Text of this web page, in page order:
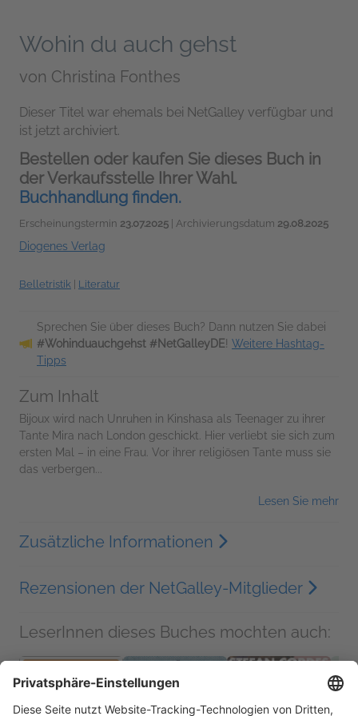
Wohin du auch gehst
von Christina Fonthes
Dieser Titel war ehemals bei NetGalley verfügbar und
ist jetzt archiviert.
Bestellen oder kaufen Sie dieses Buch in
der Verkaufsstelle Ihrer Wahl.
Buchhandlung finden.
Erscheinungstermin 23.07.2025 | Archivierungsdatum 29.08.2025
Diogenes Verlag
Belletristik Literatur
Sprechen Sie über dieses Buch? Dann nutzen Sie dabei
#Wohinduauchgehst #NetGalleyDE! Weitere Hashtag-
Tipps
Zum Inhalt
Bijoux wird nach Unruhen in Kinshasa als Teenager zu ihrer
Tante Mira nach London geschickt. Hier verliebt sie sich zum
ersten Mal – in eine Frau. Vor ihrer religiösen Tante muss sie
das verbergen...
Lesen Sie mehr
Zusätzliche Informationen
Rezensionen der NetGalley-Mitglieder
LeserInnen dieses Buches mochten auch: